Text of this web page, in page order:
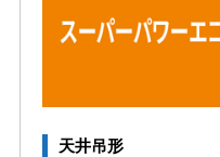
天井吊形